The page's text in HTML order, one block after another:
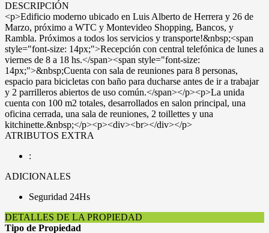
DESCRIPCIÓN
<p>Edificio moderno ubicado en Luis Alberto de Herrera y 26 de
Marzo, próximo a WTC y Montevideo Shopping, Bancos, y
Rambla. Próximos a todos los servicios y transporte!&nbsp;<span
style="font-size: 14px;">Recepción con central telefónica de lunes a
viernes de 8 a 18 hs.</span><span style="font-size:
14px;">&nbsp;Cuenta con sala de reuniones para 8 personas,
espacio para bicicletas con baño para ducharse antes de ir a trabajar
y 2 parrilleros abiertos de uso común.</span></p><p>La unida
cuenta con 100 m2 totales, desarrollados en salon principal, una
oficina cerrada, una sala de reuniones, 2 toillettes y una
kitchinette.&nbsp;</p><p><div><br></div></p>
ATRIBUTOS EXTRA
:
ADICIONALES
Seguridad 24Hs
DETALLES DE LA PROPIEDAD
Tipo de Propiedad